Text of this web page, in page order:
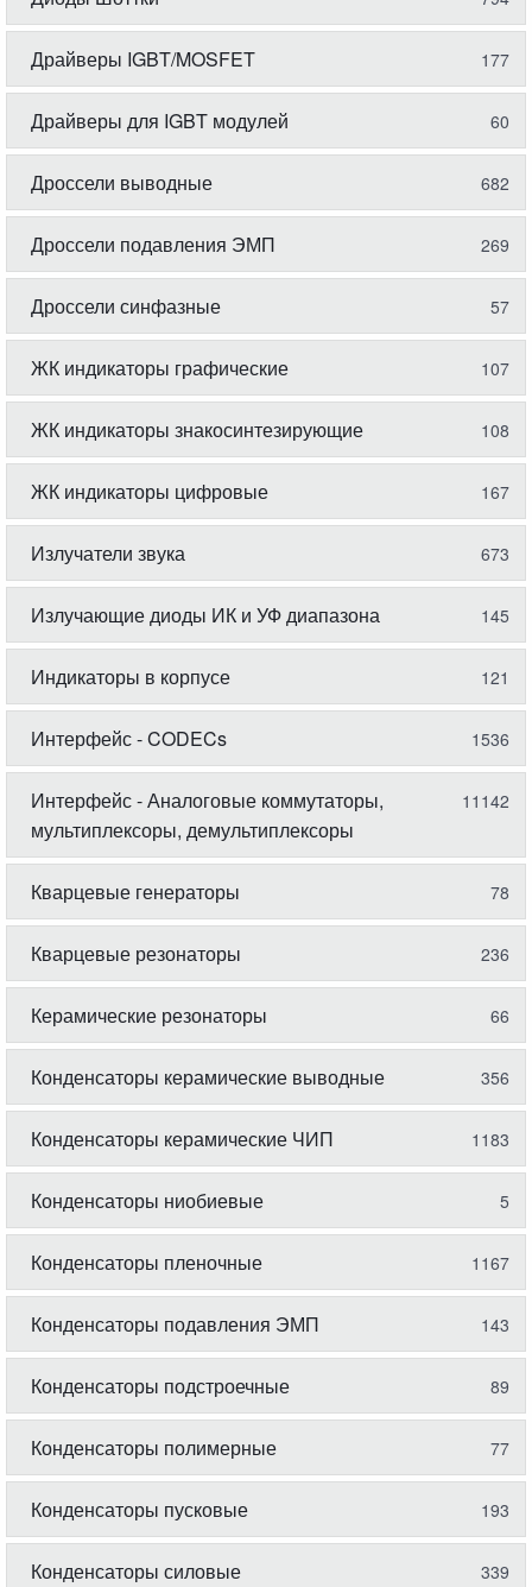
Драйверы IGBT/MOSFET 177
Драйверы для IGBT модулей 60
Дроссели выводные 682
Дроссели подавления ЭМП 269
Дроссели синфазные 57
ЖК индикаторы графические 107
ЖК индикаторы знакосинтезирующие 108
ЖК индикаторы цифровые 167
Излучатели звука 673
Излучающие диоды ИК и УФ диапазона 145
Индикаторы в корпусе 121
Интерфейс - CODECs 1536
Интерфейс - Аналоговые коммутаторы,
мультиплексоры, демультиплексоры
11142
Кварцевые генераторы 78
Кварцевые резонаторы 236
Керамические резонаторы 66
Конденсаторы керамические выводные 356
Конденсаторы керамические ЧИП 1183
Конденсаторы ниобиевые 5
Конденсаторы пленочные 1167
Конденсаторы подавления ЭМП 143
Конденсаторы подстроечные 89
Конденсаторы полимерные 77
Конденсаторы пусковые 193
Конденсаторы силовые 339